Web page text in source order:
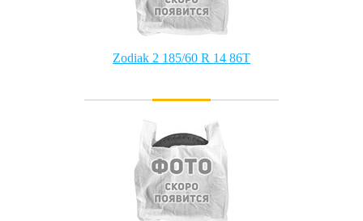
Zodiak 2 185/60 R 14 86T